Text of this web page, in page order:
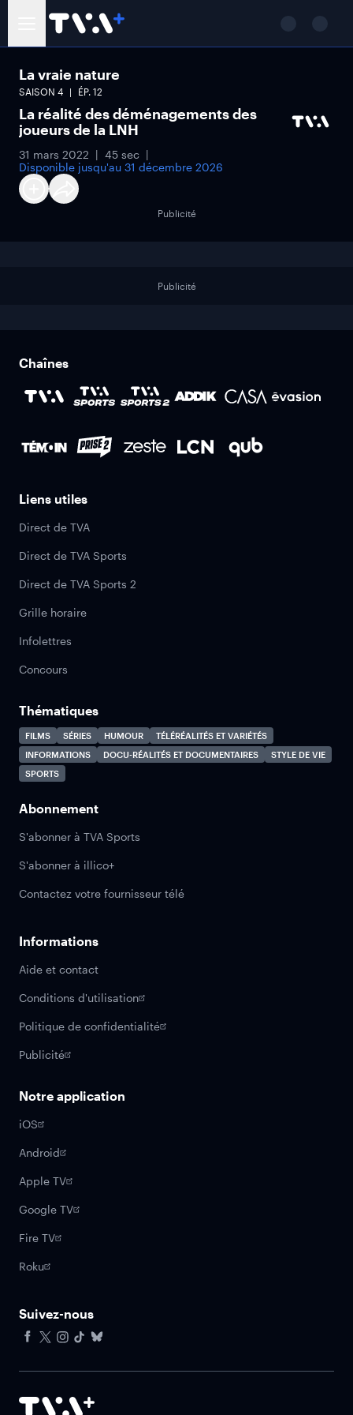
La vraie nature
SAISON 4 ÉP. 12
La réalité des déménagements des
joueurs de la LNH
31 mars 2022
45 sec
Disponible jusqu'au 31 décembre 2026
Publicité
Publicité
Chaînes
Liens utiles
Direct de TVA
Direct de TVA Sports
Direct de TVA Sports 2
Grille horaire
Infolettres
Concours
Thématiques
FILMS SÉRIES HUMOUR
TÉLÉRÉALITÉS ET VARIÉTÉS
INFORMATIONS
DOCU-RÉALITÉS ET DOCUMENTAIRES
STYLE DE VIE
SPORTS
Abonnement
S'abonner à TVA Sports
S'abonner à illico+
Contactez votre fournisseur télé
Informations
Aide et contact
Conditions d'utilisation
Politique de confidentialité
Publicité
Notre application
iOS
Android
Apple TV
Google TV
Fire TV
Roku
Suivez-nous